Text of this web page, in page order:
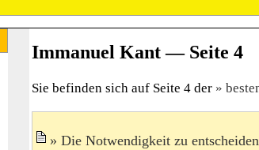
Immanuel Kant — Seite 4
Sie befinden sich auf Seite 4 der
Die Notwendigkeit zu